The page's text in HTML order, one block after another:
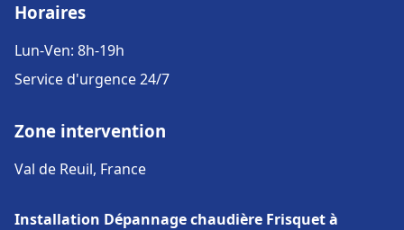
Horaires
Lun-Ven: 8h-19h
Service d'urgence 24/7
Zone intervention
Val de Reuil, France
Installation Dépannage chaudière Frisquet à